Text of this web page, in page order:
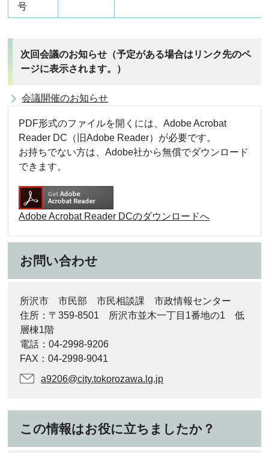
号
次回会議のお知らせ（予定がある場合はリンク先のペ
ージに表示されます。）
会議開催のお知らせ
PDF形式のファイルを開くには、Adobe Acrobat
Reader DC（旧Adobe Reader）が必要です。
お持ちでない方は、Adobe社から無償でダウンロード
できます。
Adobe Acrobat Reader DCのダウンロードへ
お問い合わせ
所沢市 市民部 市民相談課 市政情報センター
住所：〒359-8501 所沢市並木一丁目1番地の1 低
層棟1階
電話：04-2998-9206
FAX：04-2998-9041
a9206@city.tokorozawa.lg.jp
この情報はお役に立ちましたか？